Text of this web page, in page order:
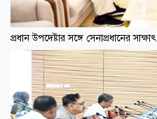
প্রধান উপদেষ্টার সঙ্গে সেনাপ্রধানের সাক্ষাৎ